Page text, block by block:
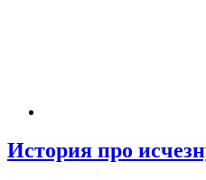
История про